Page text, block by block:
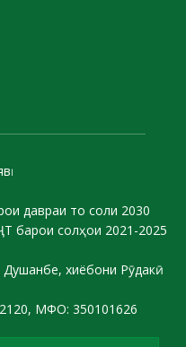
давраи то соли 2030
барои солҳои 2021-2025
хиёбони Рӯдакӣ
МФО: 350101626